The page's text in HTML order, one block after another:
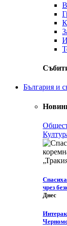
България и
чрез
Днес